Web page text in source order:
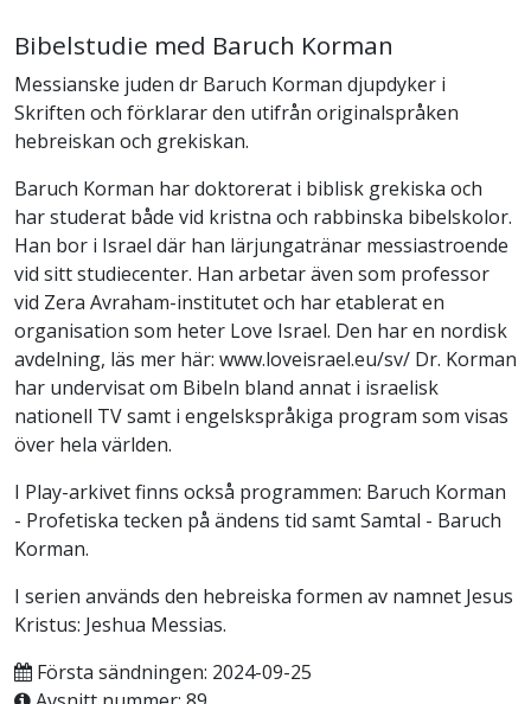
Bibelstudie med Baruch Korman
Messianske juden dr Baruch Korman djupdyker i
Skriften och förklarar den utifrån originalspråken
hebreiskan och grekiskan.
Baruch Korman har doktorerat i biblisk grekiska och
har studerat både vid kristna och rabbinska bibelskolor.
Han bor i Israel där han lärjungatränar messiastroende
vid sitt studiecenter. Han arbetar även som professor
vid Zera Avraham-institutet och har etablerat en
organisation som heter Love Israel. Den har en nordisk
avdelning, läs mer här: www.loveisrael.eu/sv/ Dr. Korman
har undervisat om Bibeln bland annat i israelisk
nationell TV samt i engelskspråkiga program som visas
över hela världen.
I Play-arkivet finns också programmen: Baruch Korman
- Profetiska tecken på ändens tid samt Samtal - Baruch
Korman.
I serien används den hebreiska formen av namnet Jesus
Kristus: Jeshua Messias.
Första sändningen: 2024-09-25